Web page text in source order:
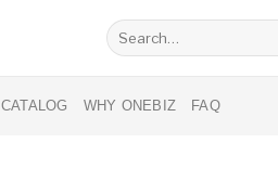
Search
for:
CATALOG WHY ONEBIZ FAQ